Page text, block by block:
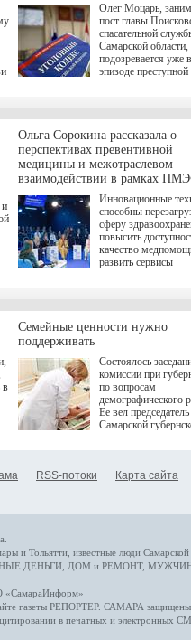
Олег Моцарь,
пост главы
спасательной
Самарской области,
подозревается уже
эпизоде преступной
а сам он
и
Ольга Сорокина рассказала о
перспективах превентивной
медицины и межотраслевом
взаимодействии в рамках
Инновационные
способны
сферу
повысить
качество
развить сервисы
определенными
К ним можно
возникающие при
данными
более динамичного
проникновения
сегмент
отраслевое
рассказала Ольга
ходе сессии
качества жизни" в
ПМЭФ 2025. В
РФ Михаил
представители
Государственной
в
Семейные ценности нужно
поддерживать
Состоялось
комиссии при
по вопросам
демографического
Ее вел председатель
Самарской
RSS-потоки Карта сайта
и Тольятти, известные люди
ДЕНЬГИ ДОМ и РЕМОНТ,
«СамараИнформ»
газеты РЕПОРТЕР. САМАРА защищены.
в печатных и электронных